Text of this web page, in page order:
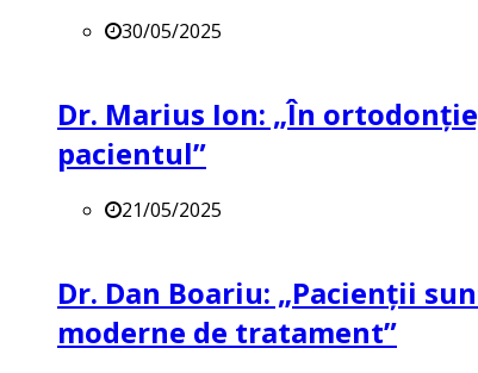
30/05/2025
Dr. Marius Ion: „În
pacientul”
21/05/2025
Dr. Dan Boariu: „Pacienții
moderne de tratament”